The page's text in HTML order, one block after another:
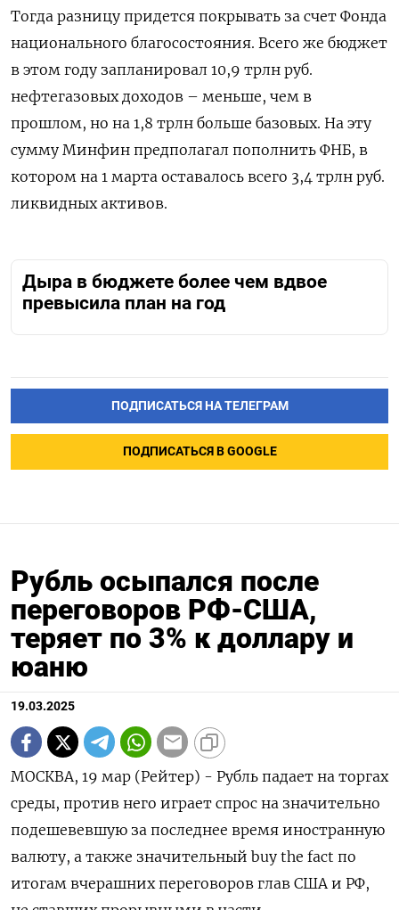
Тогда разницу придется покрывать за счет Фонда
национального благосостояния. Всего же бюджет
в этом году запланировал 10,9 трлн руб.
нефтегазовых доходов – меньше, чем в
прошлом, но на 1,8 трлн больше базовых. На эту
сумму Минфин предполагал пополнить ФНБ, в
котором на 1 марта оставалось всего 3,4 трлн руб.
ликвидных активов.
Дыра в бюджете более чем вдвое
превысила план на год
ПОДПИСАТЬСЯ НА ТЕЛЕГРАМ
ПОДПИСАТЬСЯ В GOOGLE
Рубль осыпался после
переговоров РФ-США,
теряет по 3% к доллару и
юаню
19.03.2025
МОСКВА, 19 мар (Рейтер) - Рубль падает на торгах
среды, против него играет спрос на значительно
подешевевшую за последнее время иностранную
валюту, а также значительный buy the fact по
итогам вчерашних переговоров глав США и РФ,